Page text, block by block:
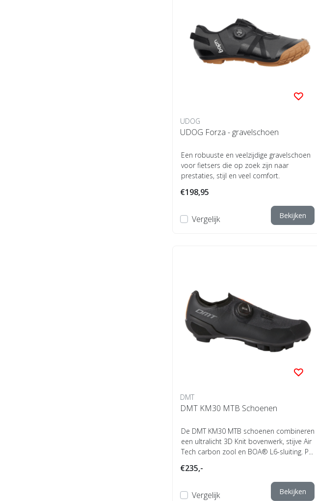
UDOG
UDOG Forza - gravelschoen
Een robuuste en veelzijdige gravelschoen
voor fietsers die op zoek zijn naar
prestaties, stijl en veel comfort.
€198,95
Vergelijk Bekijken
DMT
DMT KM30 MTB Schoenen
De DMT KM30 MTB schoenen combineren
een ultralicht 3D Knit bovenwerk, stijve Air
Tech carbon zool en BOA® L6-sluiting. P...
€235,-
Vergelijk Bekijken